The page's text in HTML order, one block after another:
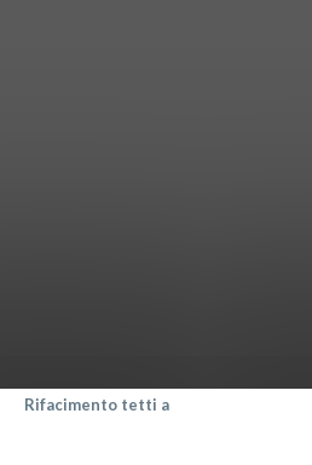
Rifacimento tetti a